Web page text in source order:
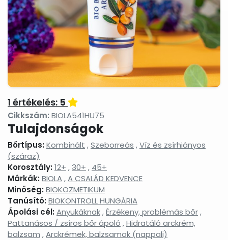
termékek
Masszázsolajok,
masszázsgélek
Nyak-
és
dekoltázs
ápolók
Peelingek,
Arctisztítás,
arctej,
arctisztító
gél,
víz
és
hajápolás,
hajbalzsam,
Szemkörnyékápolók,
szemránckrémek,
szempilla hatóanyagtestápoló
Tonikok,
splashek
Tusfürdők,
szappanhabok,
fürdőkrémek
1 értékelés: 5
Cikkszám: BIOLA541HU75
Tulajdonságok
Bőrtípus:Kombinált ,Szeborreás ,Víz és zsírhiányos
(száraz)
Korosztály:12+ ,30+ , 45+
Márkák:BIOLA,A CSALÁD KEDVENCE
Minőség:BIOKOZMETIKUM
Tanúsító:BIOKONTROLL HUNGÁRIA
Ápolási cél:Anyukáknak,Érzékeny, problémás bőr,
Pattanásos / zsíros bőr ápoló ,Hidratáló arckrém,
balzsam ,Arckrémek, balzsamok (nappali)